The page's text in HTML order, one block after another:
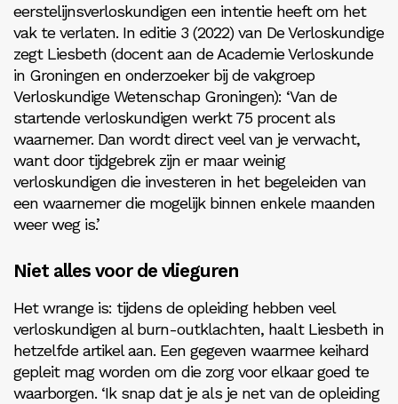
eerstelijnsverloskundigen een intentie heeft om het
vak te verlaten. In editie 3 (2022) van De Verloskundige
zegt Liesbeth (docent aan de Academie Verloskunde
in Groningen en onderzoeker bij de vakgroep
Verloskundige Wetenschap Groningen): ‘Van de
startende verloskundigen werkt 75 procent als
waarnemer. Dan wordt direct veel van je verwacht,
want door tijdgebrek zijn er maar weinig
verloskundigen die investeren in het begeleiden van
een waarnemer die mogelijk binnen enkele maanden
weer weg is.’
Niet alles voor de vlieguren
Het wrange is: tijdens de opleiding hebben veel
verloskundigen al burn-outklachten, haalt Liesbeth in
hetzelfde artikel aan. Een gegeven waarmee keihard
gepleit mag worden om die zorg voor elkaar goed te
waarborgen. ‘Ik snap dat je als je net van de opleiding